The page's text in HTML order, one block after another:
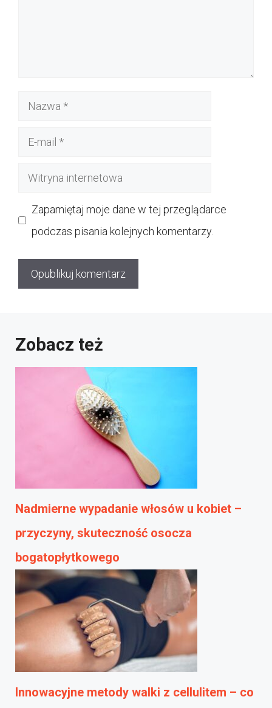
Nazwa
Witryna
Zapamiętaj moje dane w tej przeglądarce
podczas pisania kolejnych komentarzy.
Zobacz też
Nadmierne wypadanie włosów u kobiet –
przyczyny, skuteczność osocza
bogatopłytkowego
Innowacyjne metody walki z cellulitem – co